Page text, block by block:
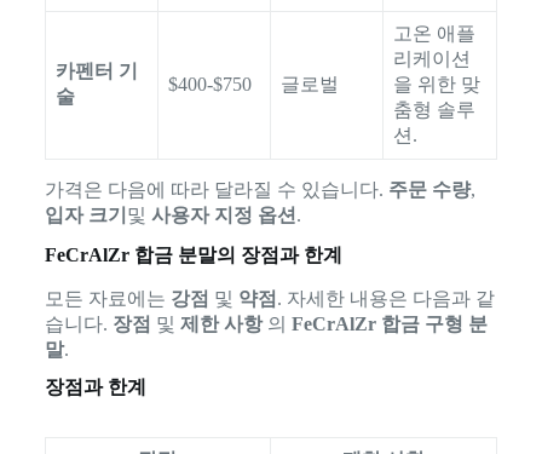
카펜터 기
술
$400-$750 글로벌
고온 애플
리케이션
을 위한 맞
춤형 솔루
션.
가격은 다음에 따라 달라질 수 있습니다. 주문 수량,
입자 크기 및 사용자 지정 옵션.
FeCrAlZr 합금 분말의 장점과 한계
모든 자료에는 강점 및 약점 . 자세한 내용은 다음과 같
습니다. 장점 및 제한 사항의 FeCrAlZr 합금 구형 분
말.
장점과 한계